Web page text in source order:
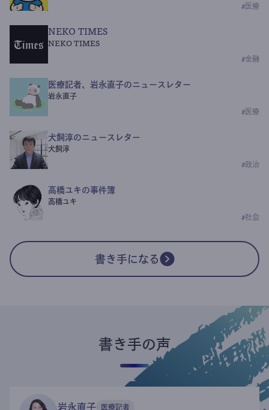
# 医療
NEKO TIMES
NEKO TIMES
#金融
医療記者、岩永直子のニュースレター
岩永直子
# 医療
犬飼淳のニュースレター
犬飼淳
#政治
高橋ユキの事件簿
高橋ユキ
#社会
書き手になる
書き手の声
岩永直子 医療記者